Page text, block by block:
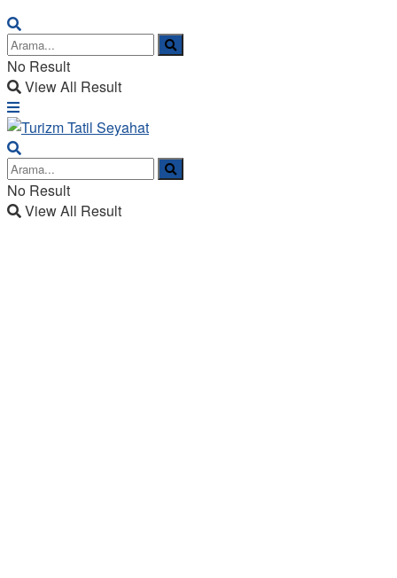
No Result
View All Result
No Result
View All Result